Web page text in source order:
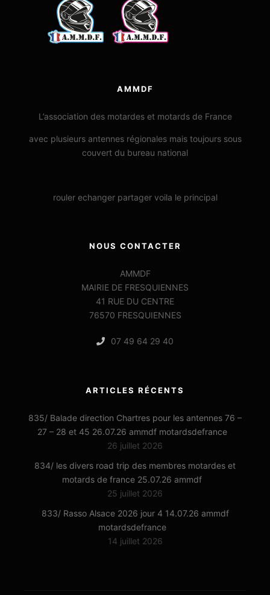
AMMDF
L’association des motardes et motards de France
avec plusieurs antennes régionales mais toujours sous
couvert du bureau national
rouler echanger partager voila le principal
NOUS CONTACTER
AMMDF
MAIRIE DE FRESQUIENNES
41 RUE DU CENTRE
76570 FRESQUIENNES
07 49 64 29 40
ARTICLES RÉCENTS
835/ Balade direction Chartres pour les antennes 76 –
27 – 28 et 45 26.07.26 ammdf motardsdefrance
26 juillet 2026
834/ les divers road trip des membres motardes et
motards de france 25.07.26 ammdf
25 juillet 2026
833/ Rasso Alsace 2026 jour 4 14.07.26 ammdf
motardsdefrance
14 juillet 2026